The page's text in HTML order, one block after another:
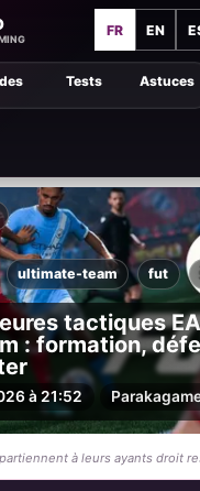
FR EN
Astuces
Tests
ultimate-team fut
tactiques
: formation,
à 21:52 Par
à leurs ayants droit